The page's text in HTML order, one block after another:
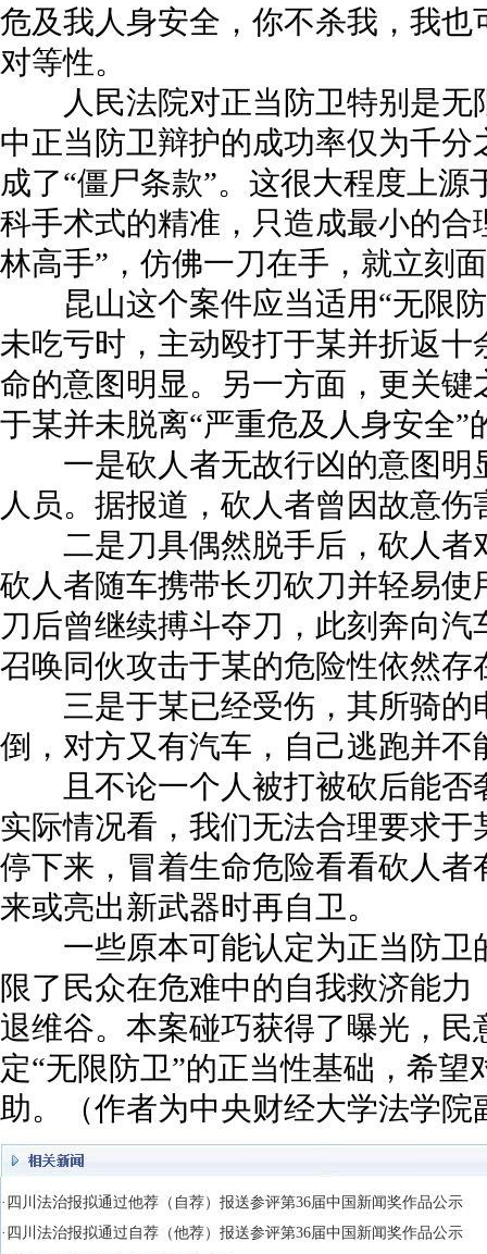
危及我人身安全，你不杀我，我也
对等性。
人民法院对正当防卫特别是无
中正当防卫辩护的成功率仅为千分
成了“僵尸条款”。这很大程度上
科手术式的精准，只造成最小的合
林高手”，仿佛一刀在手，就立刻
昆山这个案件应当适用“无限防
未吃亏时，主动殴打于某并折返
命的意图明显。另一方面，更关
于某并未脱离“严重危及人身安全
一是砍人者无故行凶的意图明
人员。据报道，砍人者曾因故意
二是刀具偶然脱手后，砍人者
砍人者随车携带长刃砍刀并轻易使
刀后曾继续搏斗夺刀，此刻奔向
召唤同伙攻击于某的危险性依然存
三是于某已经受伤，其所骑的
倒，对方又有汽车，自己逃跑并不
且不论一个人被打被砍后能否
实际情况看，我们无法合理要求
停下来，冒着生命危险看看砍人
来或亮出新武器时再自卫。
一些原本可能认定为正当防卫
限了民众在危难中的自我救济能
退维谷。本案碰巧获得了曝光，
定“无限防卫”的正当性基础，希
助。（作者为中央财经大学法学院
·四川法治报拟通过他荐（自荐）报送参评第36届中国新闻奖作品公示
·四川法治报拟通过自荐（他荐）报送参评第36届中国新闻奖作品公示